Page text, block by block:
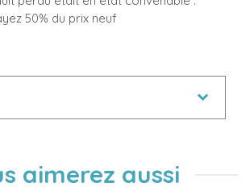
50% du prix neuf
aimerez aussi